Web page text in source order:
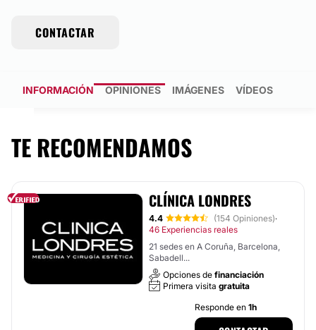
CONTACTAR
INFORMACIÓN OPINIONES IMÁGENES VÍDEOS
TE RECOMENDAMOS
CLÍNICA LONDRES
4.4 (154 Opiniones)·
46 Experiencias reales
21 sedes en A Coruña, Barcelona,
Sabadell...
Opciones de financiación
Primera visita gratuita
Responde en 1h